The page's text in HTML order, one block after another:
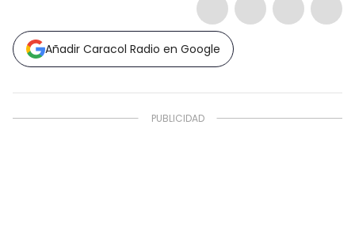
Añadir Caracol Radio en Google